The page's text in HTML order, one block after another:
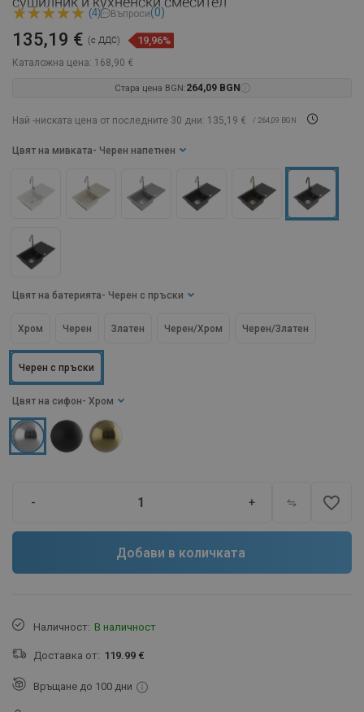
(4) Въпроси(0)
Каталожна цена: 168,90 €
135,19 € (с ДДС) 19,96%
Стара цена BGN:264,09 BGN
Най -ниската цена от последните 30 дни: 135,19 € / 264,09 BGN
Цвят на сифон - Хром
Цвят на мивката - Черен напетнен
Цвят на батерията - Черен с пръски
Хром Черен Златен Черен/Хром Черен/Златен
Черен с пръски
- + favorite_border
Добави в количката
Наличност: В наличност
Доставка от: 119.99 €
Връщане до 100 дни